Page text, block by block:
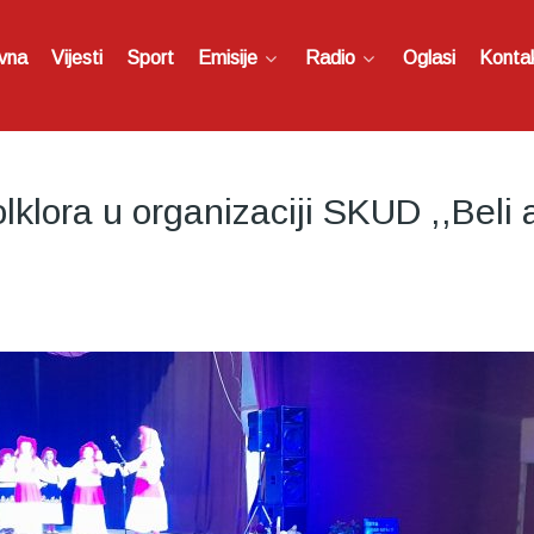
Vijesti Sport Emisije Radio Oglasi
u organizaciji SKUD ,,Beli